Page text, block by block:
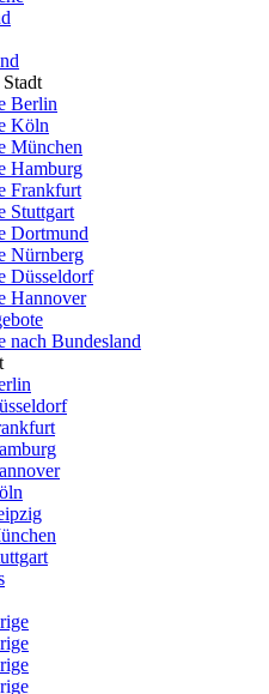
Berlin
Köln
München
Hamburg
Frankfurt
Stuttgart
Dortmund
Nürnberg
Düsseldorf
Hannover
nach Bundesland